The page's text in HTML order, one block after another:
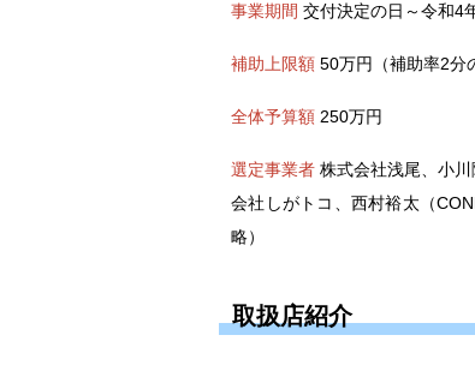
事業期間 交付決定の日～令和4
補助上限額 50万円（補助率2分
全体予算額 250万円
選定事業者 株式会社浅尾、小
会社しがトコ、西村裕太（
略）
取扱店紹介